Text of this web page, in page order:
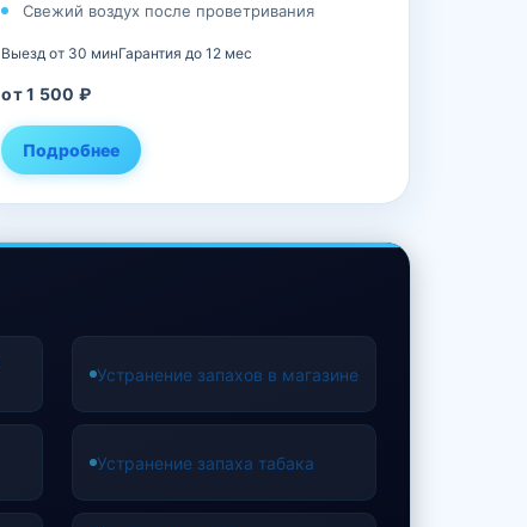
Свежий воздух после проветривания
Выезд от 30 минГарантия до 12 мес
от 1 500 ₽
Подробнее
Устранение запахов в магазине
Устранение запаха табака